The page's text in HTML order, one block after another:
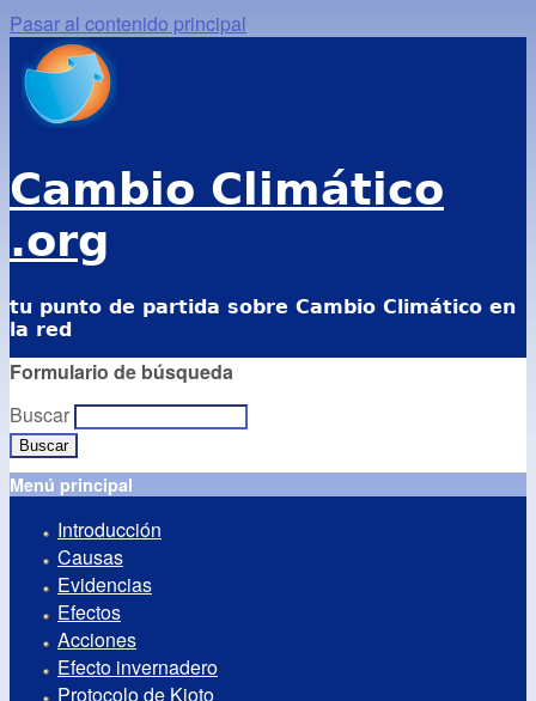
Pasar al contenido principal
Cambio Climático
.org
tu punto de partida sobre Cambio Climático en
la red
Formulario de búsqueda
Buscar
Menú principal
Introducción
Causas
Evidencias
Efectos
Acciones
Efecto invernadero
Protocolo de Kioto